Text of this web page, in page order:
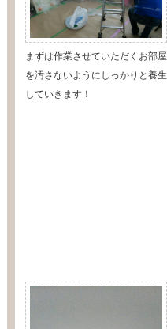
まずは作業させていただくお部屋
を汚さないようにしっかりと養生
していきます！